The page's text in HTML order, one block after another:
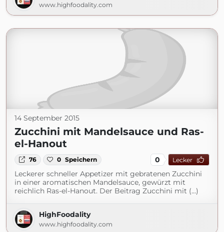
www.highfoodality.com
14 September 2015
Zucchini mit Mandelsauce und Ras-
el-Hanout
76 0 Speichern 0 Lecker
Leckerer schneller Appetizer mit gebratenen Zucchini
in einer aromatischen Mandelsauce, gewürzt mit
reichlich Ras-el-Hanout. Der Beitrag Zucchini mit (...)
HighFoodality
www.highfoodality.com